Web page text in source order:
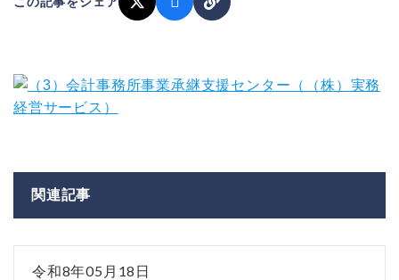
関連記事
令和8年05月18日